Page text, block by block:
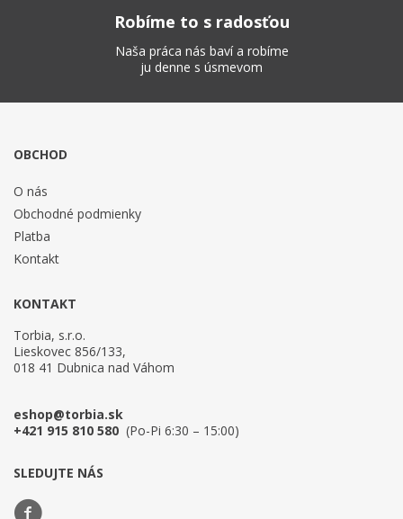
Robíme to s radosťou
Naša práca nás baví a robíme
ju denne s úsmevom
OBCHOD
O nás
Obchodné podmienky
Platba
Kontakt
KONTAKT
Torbia, s.r.o.
Lieskovec 856/133,
018 41 Dubnica nad Váhom
eshop@torbia.sk
+421 915 810 580 (Po-Pi 6:30 – 15:00)
SLEDUJTE NÁS